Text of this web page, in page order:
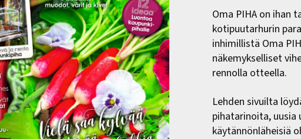
Oma PIHA on ihan
kotipuutarhurin
inhimillistä Oma
näkemykselliset
rennolla otteella.
Lehden sivuilta
pihatarinoita, uusia
käytännönläheisiä